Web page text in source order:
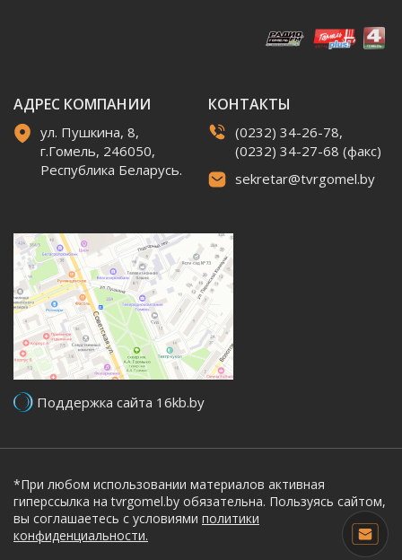
АДРЕС КОМПАНИИ
ул. Пушкина, 8,
г.Гомель, 246050,
Республика Беларусь.
КОНТАКТЫ
(0232) 34-26-78,
(0232) 34-27-68 (факс)
sekretar@tvrgomel.by
Поддержка сайта 16kb.by
*При любом использовании материалов активная
гиперссылка на tvrgomel.by обязательна. Пользуясь сайтом,
вы соглашаетесь с условиями политики
конфиденциальности.